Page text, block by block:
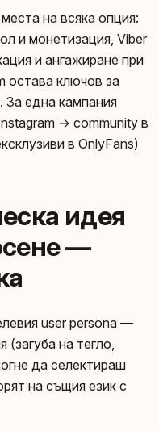
на всяка опция:
и монетизация, Viber
и ангажиране при
остава ключов за
За една кампания
→ community в
в OnlyFans)
идея
—
user persona —
на тегло,
да селектираш
на същия език с